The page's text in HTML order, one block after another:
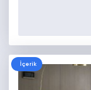
İçerik